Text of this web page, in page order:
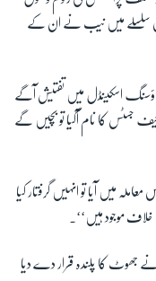
اس سلسلے میں نیب نے ان کے
ہاؤسنگ اسکینڈل میں تفتیش آگے
جسٹس کا نام آگیا تو بچیں گے
میں آیا تو انہیں گرفتار کیا
خلاف موجود ہیں‘‘۔
نے جھوٹ کا پلندہ قرار دے دیا